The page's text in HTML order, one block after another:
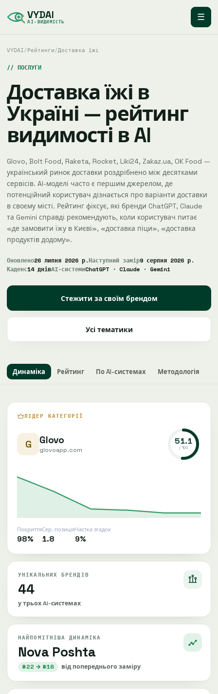
VYDAI
AI-ВИДИМІСТЬ ☰
VYDAI/Рейтинги/Доставка їжі
ПОСЛУГИ
Доставка їжі в
Україні — рейтинг
видимості в AI
Glovo, Bolt Food, Raketa, Rocket, Liki24, Zakaz.ua, OK Food —
український ринок доставки роздрібнено між десятками
сервісів. AI-моделі часто є першим джерелом, де
потенційний користувач дізнається про варіанти доставки
в своєму місті. Рейтинг фіксує, які бренди ChatGPT, Claude
та Gemini справді рекомендують, коли користувач питає
«де замовити їжу в Києві», «доставка піци», «доставка
продуктів додому».
Оновлено26 липня 2026 р.Наступний замір9 серпня 2026 р.
Каденс14 днівAI-системиChatGPT · Claude · Gemini
Стежити за своїм брендом
Усі тематики
Динаміка Рейтинг По AI-системах Методологія
ЛІДЕР КАТЕГОРІЇ
G Glovo
glovoapp.com
51.1
/ 100
Покриття
98%
Сер. позиція
1.8
Частка згадок
9%
УНІКАЛЬНИХ БРЕНДІВ
44
у трьох AI-системах
НАЙПОМІТНІША ДИНАМІКА
Nova Poshta
#22 → #16 від попереднього заміру